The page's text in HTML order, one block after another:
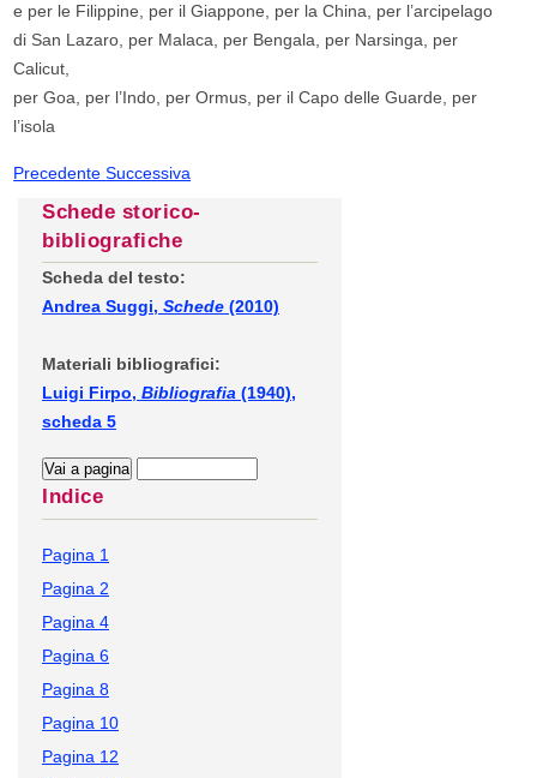
e per le Filippine, per il Giappone, per la China, per l’arcipelago
di San Lazaro, per Malaca, per Bengala, per Narsinga, per
Calicut,
per Goa, per l’Indo, per Ormus, per il Capo delle Guarde, per
l’isola
PrecedenteSuccessiva
Schede storico-
bibliografiche
Scheda del testo:
Andrea Suggi, Schede (2010)
Materiali bibliografici:
Luigi Firpo, Bibliografia (1940),
scheda 5
Indice
Pagina 1
Pagina 2
Pagina 4
Pagina 6
Pagina 8
Pagina 10
Pagina 12